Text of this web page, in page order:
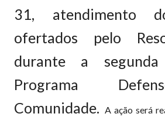
31, atendimento
ofertados pelo
durante a
Programa
Comunidade. A ação será